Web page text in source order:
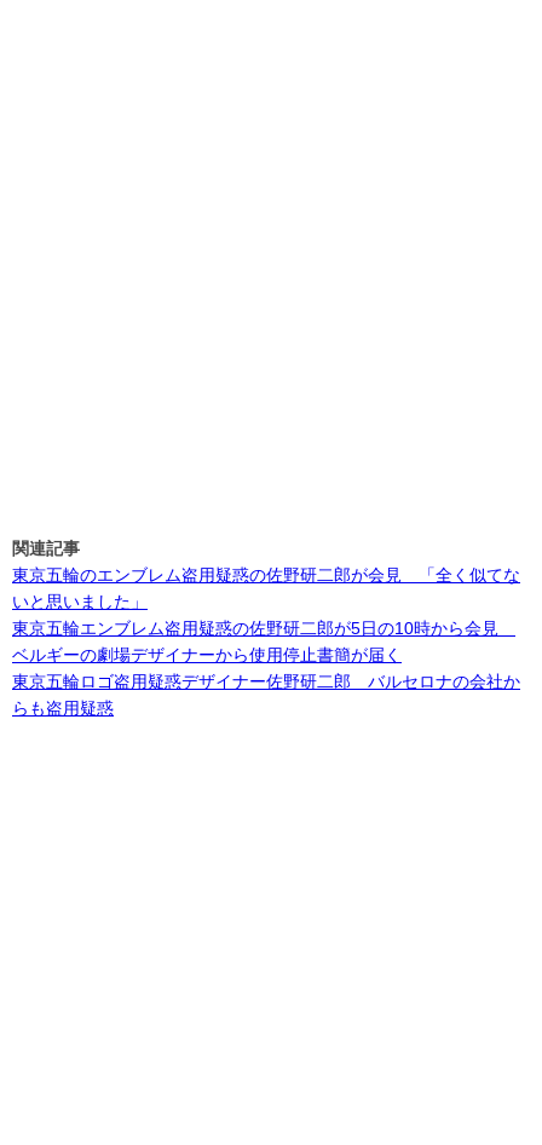
関連記事
東京五輪のエンブレム盗用疑惑の佐野研二郎が会見 「全く似てな
いと思いました」
東京五輪エンブレム盗用疑惑の佐野研二郎が5日の10時から会見
ベルギーの劇場デザイナーから使用停止書簡が届く
東京五輪ロゴ盗用疑惑デザイナー佐野研二郎 バルセロナの会社か
らも盗用疑惑